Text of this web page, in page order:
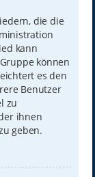
die die
kann
können
es den
Benutzer
zu
ihnen
geben.